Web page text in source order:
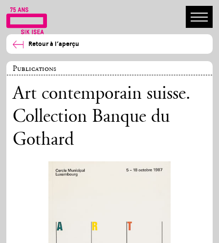
Retour à l’aperçu
Publications
Art contemporain suisse.
Collection Banque du
Gothard